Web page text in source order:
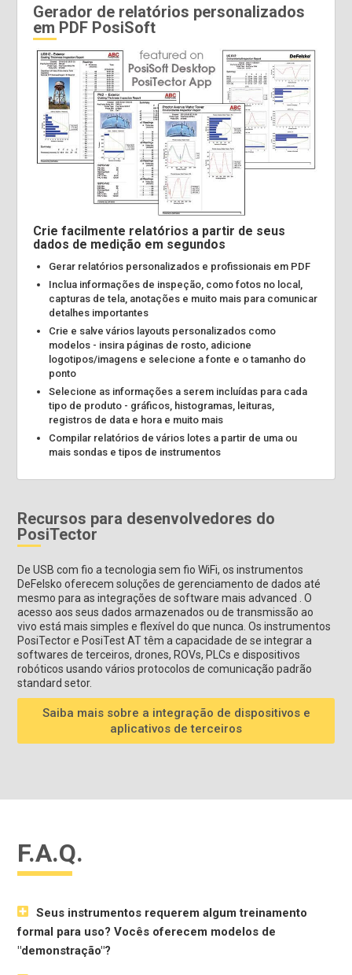
Gerador de relatórios personalizados
em PDF PosiSoft
Crie facilmente relatórios a partir de seus
dados de medição em segundos
Gerar relatórios personalizados e profissionais em PDF
Inclua informações de inspeção, como fotos no local,
capturas de tela, anotações e muito mais para comunicar
detalhes importantes
Crie e salve vários layouts personalizados como
modelos - insira páginas de rosto, adicione
logotipos/imagens e selecione a fonte e o tamanho do
ponto
Selecione as informações a serem incluídas para cada
tipo de produto - gráficos, histogramas, leituras,
registros de data e hora e muito mais
Compilar relatórios de vários lotes a partir de uma ou
mais sondas e tipos de instrumentos
Recursos para desenvolvedores do
PosiTector
De USB com fio a tecnologia sem fio WiFi, os instrumentos
DeFelsko oferecem soluções de gerenciamento de dados até
mesmo para as integrações de software mais advanced . O
acesso aos seus dados armazenados ou de transmissão ao
vivo está mais simples e flexível do que nunca. Os instrumentos
PosiTector e PosiTest AT têm a capacidade de se integrar a
softwares de terceiros, drones, ROVs, PLCs e dispositivos
robóticos usando vários protocolos de comunicação padrão
standard setor.
Saiba mais sobre a integração de dispositivos e
aplicativos de terceiros
F.A.Q.
Seus instrumentos requerem algum treinamento
formal para uso? Vocês oferecem modelos de
"demonstração"?